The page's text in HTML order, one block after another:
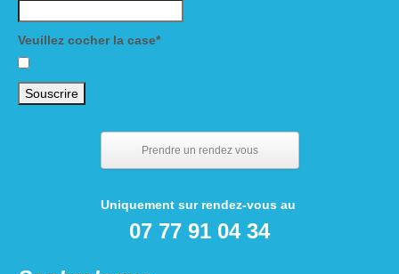
Veuillez cocher la case*
Prendre un rendez vous
Uniquement sur rendez-vous au
07 77 91 04 34